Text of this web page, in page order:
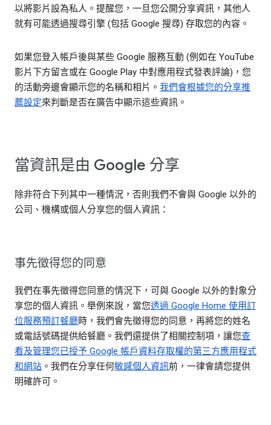
以將影片設為私人。提醒您，一旦您公開分享資訊，其他人
就有可能透過搜尋引擎 (包括 Google 搜尋) 存取您的內容。
如果您登入帳戶後與某些 Google 服務互動 (例如在 YouTube
影片下方留言或在 Google Play 中對應用程式發表評論)，您
的活動旁邊會顯示您的名稱和相片。 我們會根據您的分享推
薦設定來判斷是否在廣告中顯示這些資訊。
當資訊是由 Google 分享
除非符合下列其中一種情況，否則我們不會與 Google 以外的
公司、機構或個人分享您的個人資訊：
事先徵得您的同意
我們在事先徵得您同意的情況下，可與 Google 以外的對象分
享您的個人資訊。舉例來說，當您透過 Google Home 使用訂
位服務預訂餐廳時，我們會先徵得您的同意，再將您的姓名
或電話號碼提供給餐廳。我們還提供了相關控制項，讓您查
看及管理您已授予 Google 帳戶資料存取權的第三方應用程式
和網站 。我們在分享任何敏感個人資訊前，一律會請您提供
明確許可。